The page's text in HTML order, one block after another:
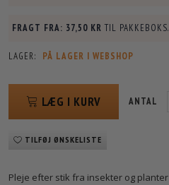
FRAGT FRA: 37,50 KR TIL PAKKEBOKS.
LAGER: PÅ LAGER I WEBSHOP
LÆG I KURV ANTAL
TILFØJ ØNSKELISTE
Pleje efter stik fra insekter og planter